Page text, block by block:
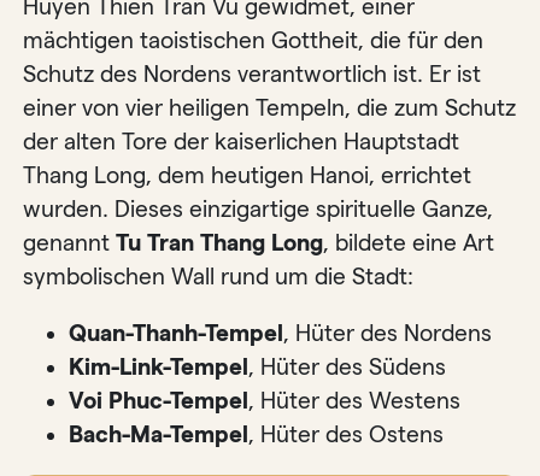
Huyen Thien Tran Vu gewidmet, einer
mächtigen taoistischen Gottheit, die für den
Schutz des Nordens verantwortlich ist. Er ist
einer von vier heiligen Tempeln, die zum Schutz
der alten Tore der kaiserlichen Hauptstadt
Thang Long, dem heutigen Hanoi, errichtet
wurden. Dieses einzigartige spirituelle Ganze,
genanntTu Tran Thang Long, bildete eine Art
symbolischen Wall rund um die Stadt:
Quan-Thanh-Tempel, Hüter des Nordens
Kim-Link-Tempel, Hüter des Südens
Voi Phuc-Tempel, Hüter des Westens
Bach-Ma-Tempel, Hüter des Ostens